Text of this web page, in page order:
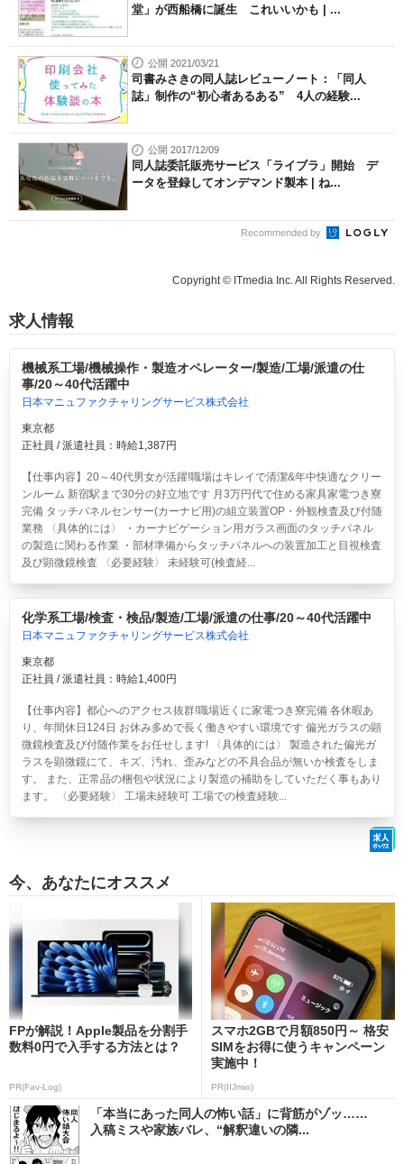
堂」が西船橋に誕生 これいいかも | ...
公開 2021/03/21
司書みさきの同人誌レビューノート：「同人
誌」制作の“初心者あるある” 4人の経験...
公開 2017/12/09
同人誌委託販売サービス「ライブラ」開始 デ
ータを登録してオンデマンド製本 | ね...
Recommended by
Copyright © ITmedia Inc. All Rights Reserved.
求人情報
機械系工場/機械操作・製造オペレーター/製造/工場/派遣の仕
事/20～40代活躍中
日本マニュファクチャリングサービス株式会社
東京都
正社員 / 派遣社員：時給1,387円
【仕事内容】20～40代男女が活躍!職場はキレイで清潔&年中快適なクリー
ンルーム 新宿駅まで30分の好立地です 月3万円代で住める家具家電つき寮
完備 タッチパネルセンサー(カーナビ用)の組立装置OP・外観検査及び付随
業務 〈具体的には〉 ・カーナビゲーション用ガラス画面のタッチパネル
の製造に関わる作業 ・部材準備からタッチパネルへの装置加工と目視検査
及び顕微鏡検査 〈必要経験〉 未経験可(検査経...
化学系工場/検査・検品/製造/工場/派遣の仕事/20～40代活躍中
日本マニュファクチャリングサービス株式会社
東京都
正社員 / 派遣社員：時給1,400円
【仕事内容】都心へのアクセス抜群!職場近くに家電つき寮完備 各休暇あ
り、年間休日124日 お休み多めで長く働きやすい環境です 偏光ガラスの顕
微鏡検査及び付随作業をお任せします! 〈具体的には〉 製造された偏光ガ
ラスを顕微鏡にて、キズ、汚れ、歪みなどの不具合品が無いか検査をしま
す。 また、正常品の梱包や状況により製造の補助をしていただく事もあり
ます。 〈必要経験〉 工場未経験可 工場での検査経験...
今、あなたにオススメ
FPが解説！Apple製品を分割手
数料0円で入手する方法とは？
PR(Fav-Log)
スマホ2GBで月額850円～ 格安
SIMをお得に使うキャンペーン
実施中！
PR(IIJmio)
「本当にあった同人の怖い話」に背筋がゾッ……
入稿ミスや家族バレ、“解釈違いの隣...